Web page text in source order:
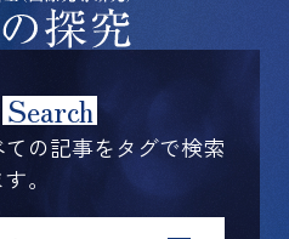
Search
の記事をタグで検索
。